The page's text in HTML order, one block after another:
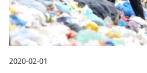
2020-02-01